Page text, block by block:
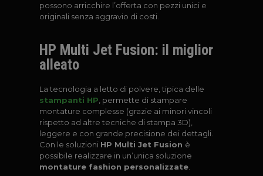
possono arricchire l’offerta con pezzi unici e
originali senza aggravio di costi.
HP Multi Jet Fusion: il miglior
alleato
La tecnologia a letto di polvere, tipica delle
stampanti HP , permette di stampare
montature complesse (grazie ai minori vincoli
rispetto ad altre tecniche di stampa 3D),
leggere e con grande precisione dei dettagli.
Con le soluzioni HP Multi Jet Fusion è
possibile realizzare in un’unica soluzione
montature fashion personalizzate.